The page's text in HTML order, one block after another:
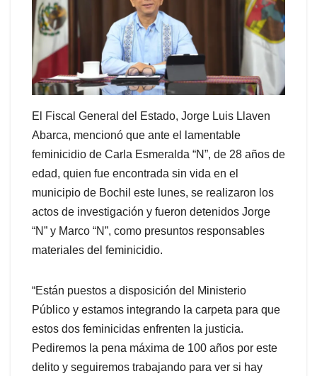
El Fiscal General del Estado, Jorge Luis Llaven
Abarca, mencionó que ante el lamentable
feminicidio de Carla Esmeralda “N”, de 28 años de
edad, quien fue encontrada sin vida en el
municipio de Bochil este lunes, se realizaron los
actos de investigación y fueron detenidos Jorge
“N” y Marco “N”, como presuntos responsables
materiales del feminicidio.
“Están puestos a disposición del Ministerio
Público y estamos integrando la carpeta para que
estos dos feminicidas enfrenten la justicia.
Pediremos la pena máxima de 100 años por este
delito y seguiremos trabajando para ver si hay